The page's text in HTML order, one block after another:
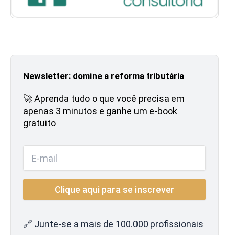
Newsletter: domine a reforma tributária
🚀 Aprenda tudo o que você precisa em
apenas 3 minutos e ganhe um e-book
gratuito
🔗 Junte-se a mais de 100.000 profissionais